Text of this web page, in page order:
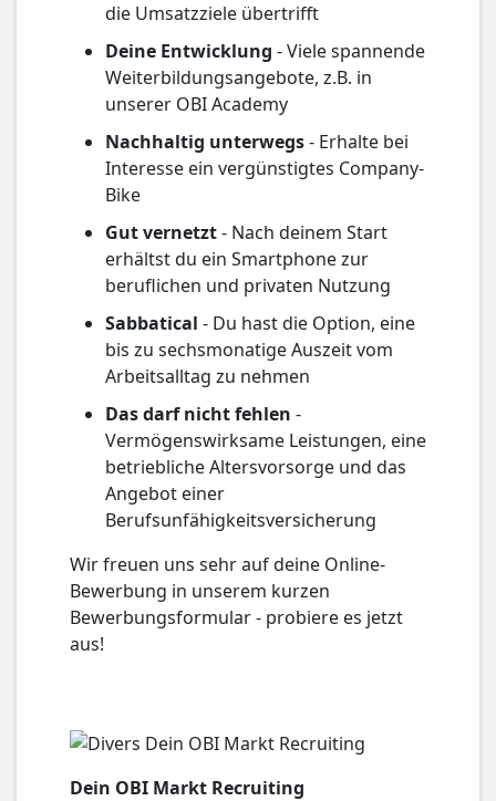
die Umsatzziele übertrifft
Deine Entwicklung - Viele spannende
Weiterbildungsangebote, z.B. in
unserer OBI Academy
Nachhaltig unterwegs- Erhalte bei
Interesse ein vergünstigtes Company-
Bike
Gut vernetzt- Nach deinem Start
erhältst du ein Smartphone zur
beruflichen und privaten Nutzung
Sabbatical - Du hast die Option, eine
bis zu sechsmonatige Auszeit vom
Arbeitsalltag zu nehmen
Das darf nicht fehlen -
Vermögenswirksame Leistungen, eine
betriebliche Altersvorsorge und das
Angebot einer
Berufsunfähigkeitsversicherung
Wir freuen uns sehr auf deine Online-
Bewerbung in unserem kurzen
Bewerbungsformular - probiere es jetzt
aus!
Dein OBI Markt Recruiting